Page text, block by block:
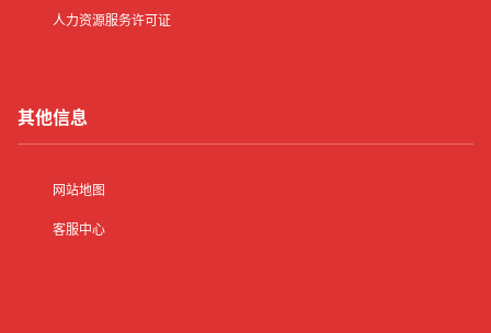
人力资源服务许可证
其他信息
网站地图
客服中心